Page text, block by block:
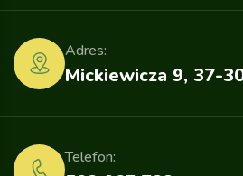
Mickiewicza 9, 37-
Adres:
Telefon: